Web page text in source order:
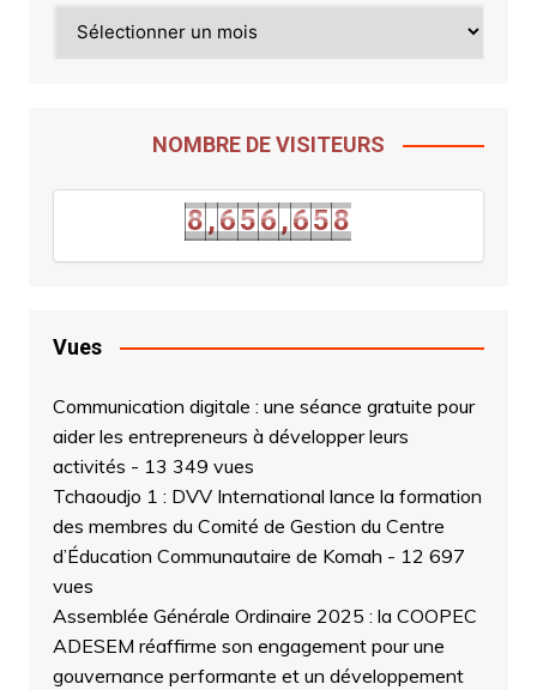
NOMBRE DE VISITEURS
8
8
,
,
6
6
5
5
6
6
,
,
6
6
5
58
7
Vues
Communication digitale : une séance gratuite pour
aider les entrepreneurs à développer leurs
activités - 13 349 vues
Tchaoudjo 1 : DVV International lance la formation
des membres du Comité de Gestion du Centre
d’Éducation Communautaire de Komah - 12 697
vues
Assemblée Générale Ordinaire 2025 : la COOPEC
ADESEM réaffirme son engagement pour une
gouvernance performante et un développement